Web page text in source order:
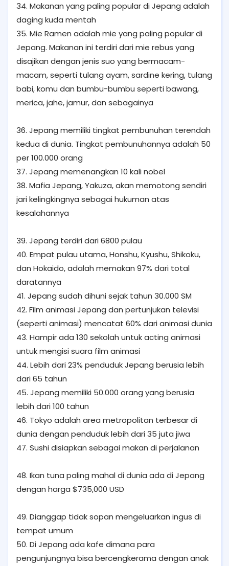
34. Makanan yang paling popular di Jepang adalah
daging kuda mentah
35. Mie Ramen adalah mie yang paling popular di
Jepang. Makanan ini terdiri dari mie rebus yang
disajikan dengan jenis suo yang bermacam-
macam, seperti tulang ayam, sardine kering, tulang
babi, komu dan bumbu-bumbu seperti bawang,
merica, jahe, jamur, dan sebagainya
36. Jepang memiliki tingkat pembunuhan terendah
kedua di dunia. Tingkat pembunuhannya adalah 50
per 100.000 orang
37. Jepang memenangkan 10 kali nobel
38. Mafia Jepang, Yakuza, akan memotong sendiri
jari kelingkingnya sebagai hukuman atas
kesalahannya
39. Jepang terdiri dari 6800 pulau
40. Empat pulau utama, Honshu, Kyushu, Shikoku,
dan Hokaido, adalah memakan 97% dari total
daratannya
41. Jepang sudah dihuni sejak tahun 30.000 SM
42. Film animasi Jepang dan pertunjukan televisi
(seperti animasi) mencatat 60% dari animasi dunia
43. Hampir ada 130 sekolah untuk acting animasi
untuk mengisi suara film animasi
44. Lebih dari 23% penduduk Jepang berusia lebih
dari 65 tahun
45. Jepang memiliki 50.000 orang yang berusia
lebih dari 100 tahun
46. Tokyo adalah area metropolitan terbesar di
dunia dengan penduduk lebih dari 35 juta jiwa
47. Sushi disiapkan sebagai makan di perjalanan
48. Ikan tuna paling mahal di dunia ada di Jepang
dengan harga $735,000 USD
49. Dianggap tidak sopan mengeluarkan ingus di
tempat umum
50. Di Jepang ada kafe dimana para
pengunjungnya bisa bercengkerama dengan anak